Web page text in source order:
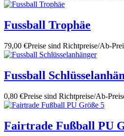
Fussball Trophäe
79,00 €Preise sind Richtpreise/Ab-
Fussball
0,80 €Preise sind Richtpreise/Ab-
Fairtrade Fußball PU